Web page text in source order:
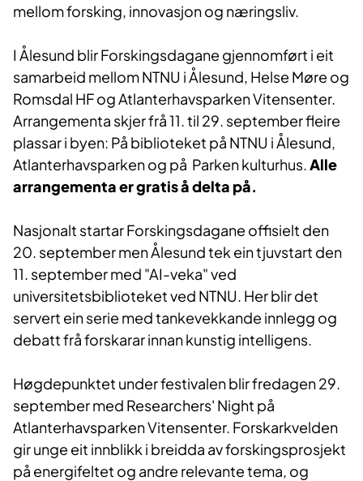
mellom forsking, innovasjon og næringsliv.
I Ålesund blir Forskingsdagane gjennomført i eit
samarbeid mellom NTNU i Ålesund, Helse Møre og
Romsdal HF og Atlanterhavsparken Vitensenter.
Arrangementa skjer frå 11. til 29. september fleire
plassar i byen: På biblioteket på NTNU i Ålesund,
Atlanterhavsparken og på Parken kulturhus.Alle
arrangementa er gratis å delta på.
Nasjonalt startar Forskingsdagane offisielt den
20. september men Ålesund tek ein tjuvstart den
11. september med "AI-veka" ved
universitetsbiblioteket ved NTNU. Her blir det
servert ein serie med tankevekkande innlegg og
debatt frå forskarar innan kunstig intelligens.
Høgdepunktet under festivalen blir fredagen 29.
september med Researchers' Night på
Atlanterhavsparken Vitensenter. Forskarkvelden
gir unge eit innblikk i breidda av forskingsprosjekt
på energifeltet og andre relevante tema, og